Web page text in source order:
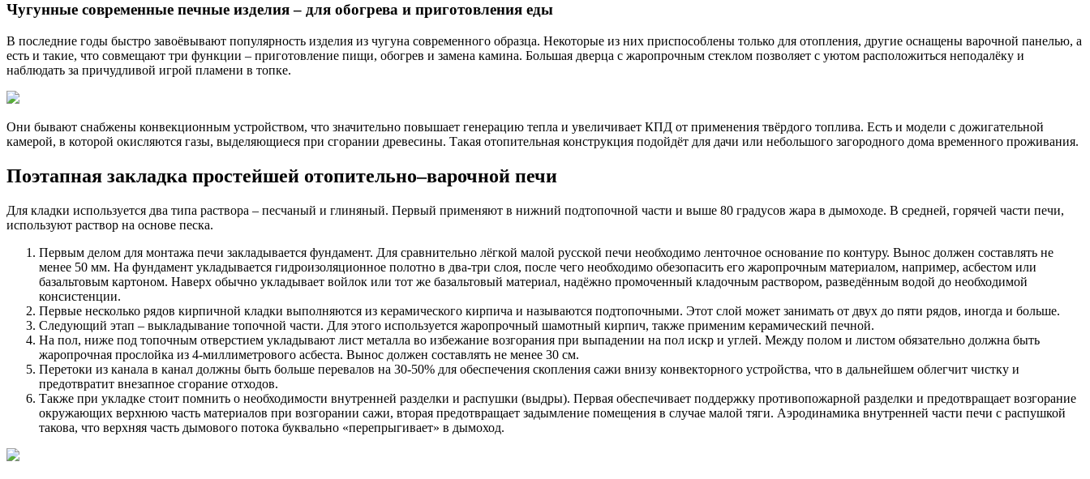
Чугунные современные печные изделия – для обогрева и приготовления еды
В последние годы быстро завоёвывают популярность изделия из чугуна современного образца. Некоторые из них приспособлены только для отопления, другие оснащены варочной панелью, а
есть и такие, что совмещают три функции – приготовление пищи, обогрев и замена камина. Большая дверца с жаропрочным стеклом позволяет с уютом расположиться неподалёку и
наблюдать за причудливой игрой пламени в топке.
Они бывают снабжены конвекционным устройством, что значительно повышает генерацию тепла и увеличивает КПД от применения твёрдого топлива. Есть и модели с дожигательной
камерой, в которой окисляются газы, выделяющиеся при сгорании древесины. Такая отопительная конструкция подойдёт для дачи или небольшого загородного дома временного проживания.
Поэтапная закладка простейшей отопительно–варочной печи
Для кладки используется два типа раствора – песчаный и глиняный. Первый применяют в нижний подтопочной части и выше 80 градусов жара в дымоходе. В средней, горячей части печи,
используют раствор на основе песка.
Первым делом для монтажа печи закладывается фундамент. Для сравнительно лёгкой малой русской печи необходимо ленточное основание по контуру. Вынос должен составлять не
менее 50 мм. На фундамент укладывается гидроизоляционное полотно в два-три слоя, после чего необходимо обезопасить его жаропрочным материалом, например, асбестом или
базальтовым картоном. Наверх обычно укладывает войлок или тот же базальтовый материал, надёжно промоченный кладочным раствором, разведённым водой до необходимой
консистенции.
Первые несколько рядов кирпичной кладки выполняются из керамического кирпича и называются подтопочными. Этот слой может занимать от двух до пяти рядов, иногда и больше.
Следующий этап – выкладывание топочной части. Для этого используется жаропрочный шамотный кирпич, также применим керамический печной.
На пол, ниже под топочным отверстием укладывают лист металла во избежание возгорания при выпадении на пол искр и углей. Между полом и листом обязательно должна быть
жаропрочная прослойка из 4-миллиметрового асбеста. Вынос должен составлять не менее 30 см.
Перетоки из канала в канал должны быть больше перевалов на 30-50% для обеспечения скопления сажи внизу конвекторного устройства, что в дальнейшем облегчит чистку и
предотвратит внезапное сгорание отходов.
Также при укладке стоит помнить о необходимости внутренней разделки и распушки (выдры). Первая обеспечивает поддержку противопожарной разделки и предотвращает возгорание
окружающих верхнюю часть материалов при возгорании сажи, вторая предотвращает задымление помещения в случае малой тяги. Аэродинамика внутренней части печи с распушкой
такова, что верхняя часть дымового потока буквально «перепрыгивает» в дымоход.